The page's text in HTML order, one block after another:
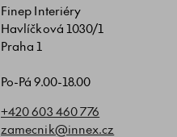
Finep Interiéry
Havlíčková 1030/1
Praha 1
Po-Pá 9.00-18.00
+420 603 460 776
zamecnik@innex.cz